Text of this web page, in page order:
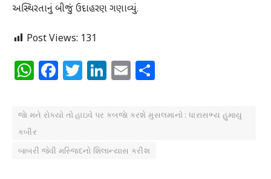
અસ્થિરતાનું બીજું ઉદાહરણ ગણાવ્યું.
Post Views: 131
WhatsApp
Facebook
Twitter
LinkedIn
Email
જાે મને રોક્યો તો હાઇવે પર કબજાે કરશે મુસલમાનો : ધારાસભ્ય હુમાયુ
કબીર
બાબરી જેવી મસ્જિદનો શિલાન્યાસ કરીશ